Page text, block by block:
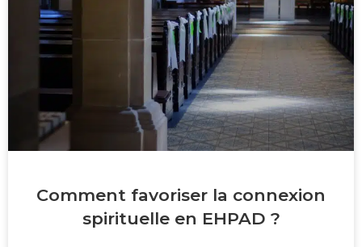
Comment favoriser la connexion
spirituelle en EHPAD ?